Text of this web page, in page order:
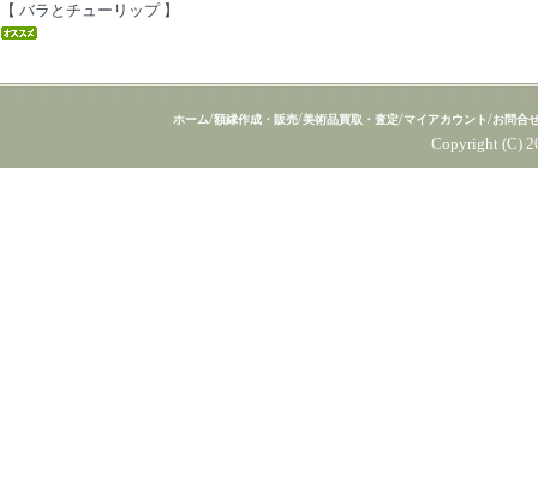
【 バラとチューリップ 】
ホーム/額縁作成・販売/美術品買取・査定/マイアカウント/お問合
Copyright (C)